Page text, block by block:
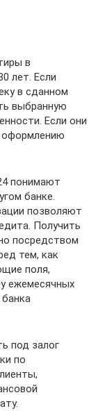
в
лет. Если
в сданном
выбранную
Если они
оформлению
понимают
банке.
позволяют
Получить
посредством
тем, как
поля,
ежемесячных
под залог
по